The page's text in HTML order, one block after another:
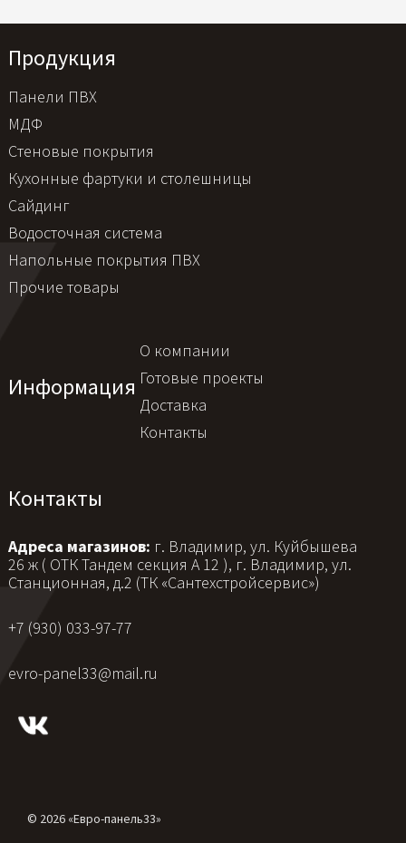
Продукция
Панели ПВХ
МДФ
Стеновые покрытия
Кухонные фартуки и столешницы
Сайдинг
Водосточная система
Напольные покрытия ПВХ
Прочие товары
Информация
О компании
Готовые проекты
Доставка
Контакты
Контакты
Адреса магазинов: г. Владимир, ул. Куйбышева
26 ж ( ОТК Тандем секция А 12 ), г. Владимир, ул.
Станционная, д.2 (ТК «Сантехстройсервис»)
+7 (930) 033-97-77
evro-panel33@mail.ru
© 2026 «Евро-панель33»